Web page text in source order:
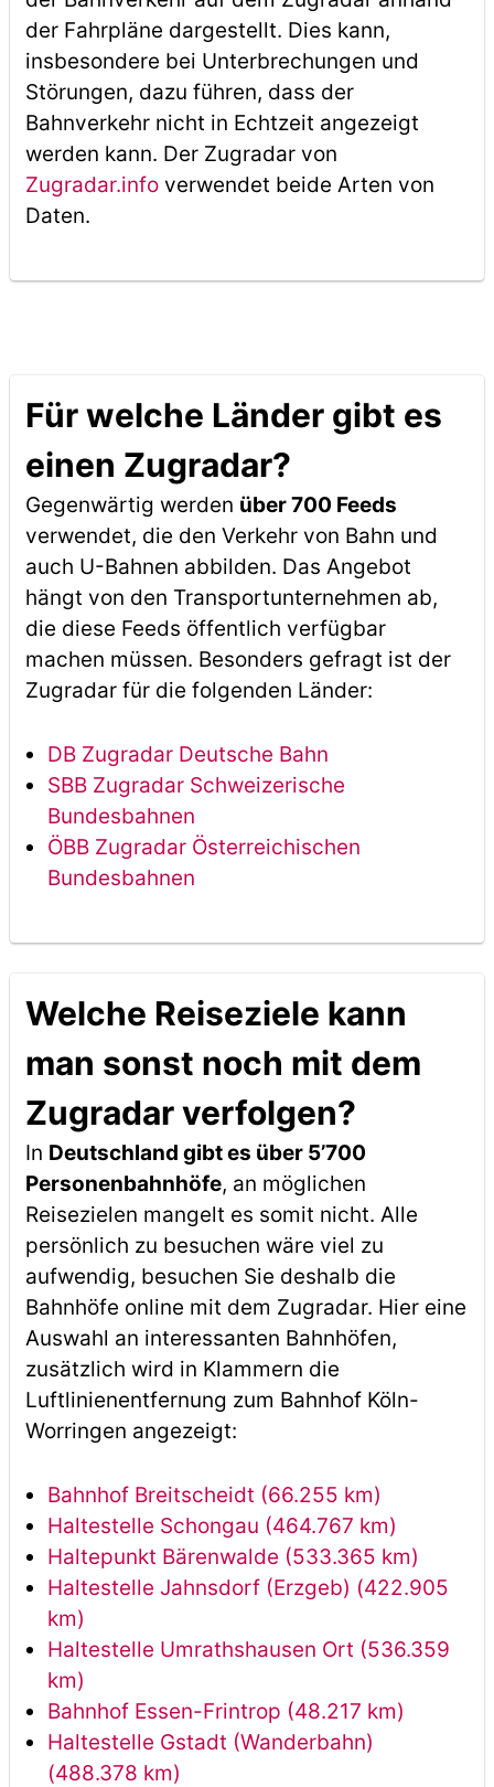
der Fahrpläne dargestellt. Dies kann,
insbesondere bei Unterbrechungen und
Störungen, dazu führen, dass der
Bahnverkehr nicht in Echtzeit angezeigt
werden kann. Der Zugradar von
Zugradar.infoverwendet beide Arten von
Daten.
Für welche Länder gibt es
einen Zugradar?
Gegenwärtig werden über 700 Feeds
verwendet, die den Verkehr von Bahn und
auch U-Bahnen abbilden. Das Angebot
hängt von den Transportunternehmen ab,
die diese Feeds öffentlich verfügbar
machen müssen. Besonders gefragt ist der
Zugradar für die folgenden Länder:
DB Zugradar Deutsche Bahn
SBB Zugradar Schweizerische
Bundesbahnen
ÖBB Zugradar Österreichischen
Bundesbahnen
Welche Reiseziele kann
man sonst noch mit dem
Zugradar verfolgen?
In Deutschland gibt es über 5’700
Personenbahnhöfe, an möglichen
Reisezielen mangelt es somit nicht. Alle
persönlich zu besuchen wäre viel zu
aufwendig, besuchen Sie deshalb die
Bahnhöfe online mit dem Zugradar. Hier eine
Auswahl an interessanten Bahnhöfen,
zusätzlich wird in Klammern die
Luftlinienentfernung zum Bahnhof Köln-
Worringen angezeigt:
Bahnhof Breitscheidt (66.255 km)
Haltestelle Schongau (464.767 km)
Haltepunkt Bärenwalde (533.365 km)
Haltestelle Jahnsdorf (Erzgeb) (422.905
km)
Haltestelle Umrathshausen Ort (536.359
km)
Bahnhof Essen-Frintrop (48.217 km)
Haltestelle Gstadt (Wanderbahn)
(488.378 km)